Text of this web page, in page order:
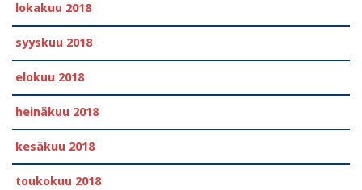
lokakuu 2018
syyskuu 2018
elokuu 2018
heinäkuu 2018
kesäkuu 2018
toukokuu 2018